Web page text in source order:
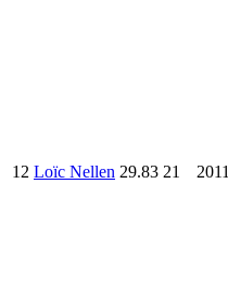
12 Loïc Nellen 29.83 21 2011